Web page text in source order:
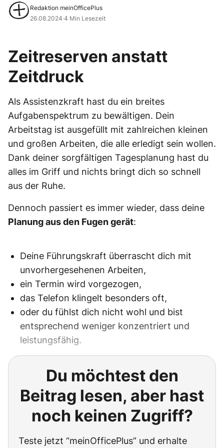
Redaktion meinOfficePlus
26.08.2024·4 Min Lesezeit
Zeitreserven anstatt
Zeitdruck
Als Assistenzkraft hast du ein breites
Aufgabenspektrum zu bewältigen. Dein
Arbeitstag ist ausgefüllt mit zahlreichen kleinen
und großen Arbeiten, die alle erledigt sein wollen.
Dank deiner sorgfältigen Tagesplanung hast du
alles im Griff und nichts bringt dich so schnell
aus der Ruhe.
Dennoch passiert es immer wieder, dass deine
Planung aus den Fugen gerät:
Deine Führungskraft überrascht dich mit
unvorhergesehenen Arbeiten,
ein Termin wird vorgezogen,
das Telefon klingelt besonders oft,
oder du fühlst dich nicht wohl und bist
entsprechend weniger konzentriert und
leistungsfähig.
Du möchtest den
Beitrag lesen, aber hast
noch keinen Zugriff?
Teste jetzt “meinOfficePlus” und erhalte